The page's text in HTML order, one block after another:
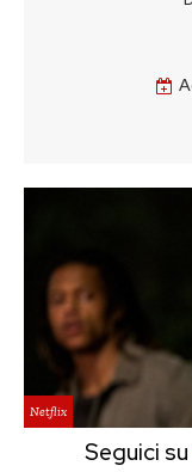
Netflix
Seguici su